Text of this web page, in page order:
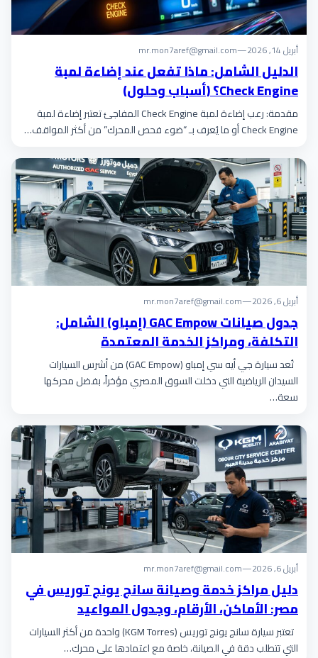
أبريل 14, 2026 —
mr.mon7aref@gmail.com
الدليل الشامل: ماذا تفعل عند إضاءة لمبة
Check Engine؟ (أسباب وحلول)
مقدمة: رعب إضاءة لمبة Check Engine المفاجئ تعتبر إضاءة لمبة
Check Engine أو ما يُعرف بـ “ضوء فحص المحرك” من أكثر المواقف…
أبريل 6, 2026 —
mr.mon7aref@gmail.com
جدول صيانات GAC Empow (إمباو) الشامل:
التكلفة، ومراكز الخدمة المعتمدة
تُعد سيارة جي أيه سي إمباو (GAC Empow) من أشرس السيارات
السيدان الرياضية التي دخلت السوق المصري مؤخراً، بفضل محركها
سعة…
أبريل 6, 2026 —
mr.mon7aref@gmail.com
دليل مراكز خدمة وصيانة سانج يونج توريس في
مصر: الأماكن، الأرقام، وجدول المواعيد
تعتبر سيارة سانج يونج توريس (KGM Torres) واحدة من أكثر السيارات
التي تتطلب دقة في الصيانة، خاصة مع اعتمادها على محرك…